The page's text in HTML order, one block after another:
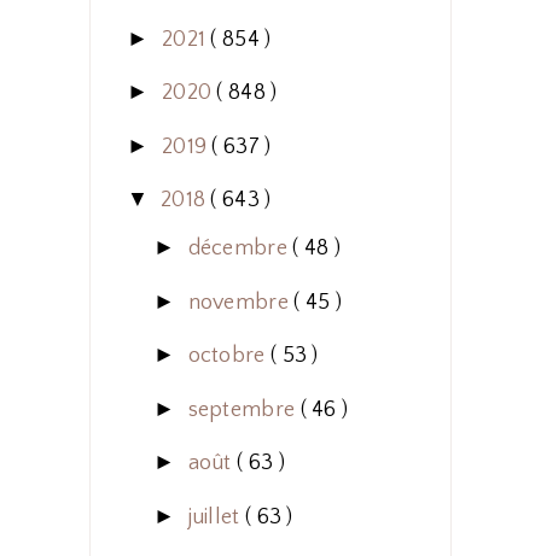
► 2021( 854 )
► 2020( 848 )
► 2019( 637 )
▼ 2018( 643 )
► décembre( 48 )
► novembre( 45 )
► octobre ( 53 )
► septembre ( 46 )
► août ( 63 )
► juillet ( 63 )